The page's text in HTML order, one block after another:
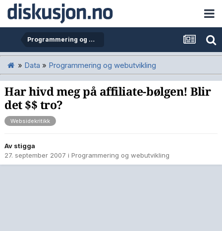
Programmering og webutvikling
» Data » Programmering og webutvikling
Har hivd meg på affiliate-bølgen! Blir
det $$ tro?
Websidekritikk
Av stigga
27. september 2007 i Programmering og webutvikling